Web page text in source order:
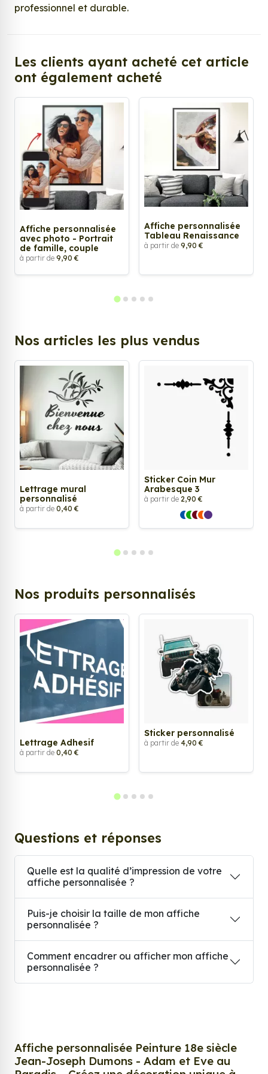
professionnel et durable.
Les clients ayant acheté cet article
ont également acheté
Affiche personnalisée
avec photo - Portrait
de famille, couple
à partir de 9,90 €
Affiche personnalisée
Tableau Renaissance
à partir de 9,90 €
Nos articles les plus vendus
Lettrage mural
personnalisé
à partir de 0,40 €
Sticker Coin Mur
Arabesque 3
à partir de 2,90 €
Nos produits personnalisés
Lettrage Adhesif
à partir de 0,40 €
Sticker personnalisé
à partir de 4,90 €
Questions et réponses
Quelle est la qualité d’impression de votre
affiche personnalisée ?
Puis-je choisir la taille de mon affiche
personnalisée ?
Comment encadrer ou afficher mon affiche
personnalisée ?
Affiche personnalisée Peinture 18e siècle
Jean-Joseph Dumons - Adam et Eve au